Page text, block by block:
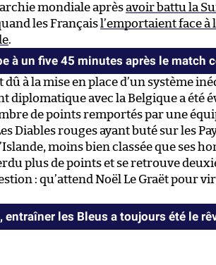
mondiale aprèsavoir battu la
les Français l’emportaient face à
.
à un five 45 minutes après le match
à la mise en place d’un système
diplomatique avec la Belgique a été
de points remportés par une
Diables rouges ayant buté sur les
moins bien classée que ses
plus de points et se retrouve
: qu’attend Noël Le Graët pour
entraîner les Bleus a toujours été le